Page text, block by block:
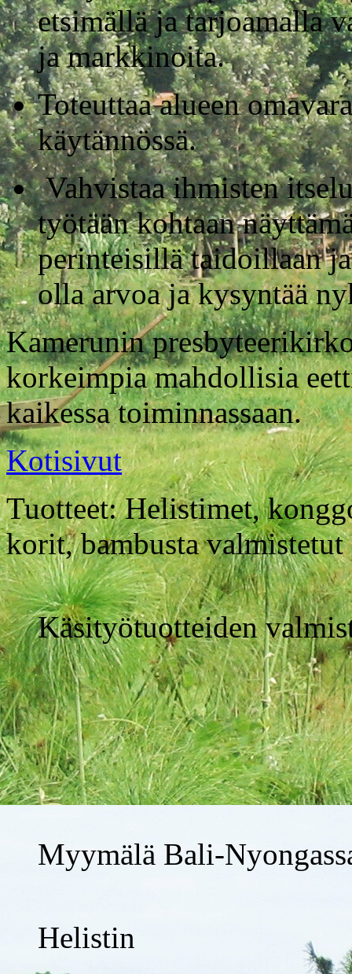
etsimällä ja tarjoamalla
ja markkinoita.
Toteuttaa alueen
käytännössä.
Vahvistaa ihmisten
työtään kohtaan
perinteisillä taidoillaan
olla arvoa ja kysyntää
Kamerunin
korkeimpia mahdollisia
kaikessa toiminnassaan.
Kotisivut
Tuotteet: Helistimet,
korit, bambusta valmistetut
Käsityötuotteiden
Myymälä Bali-
Helistin